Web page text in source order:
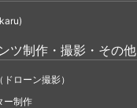
ツ制作・撮影・その他
ローン撮影）
ー制作